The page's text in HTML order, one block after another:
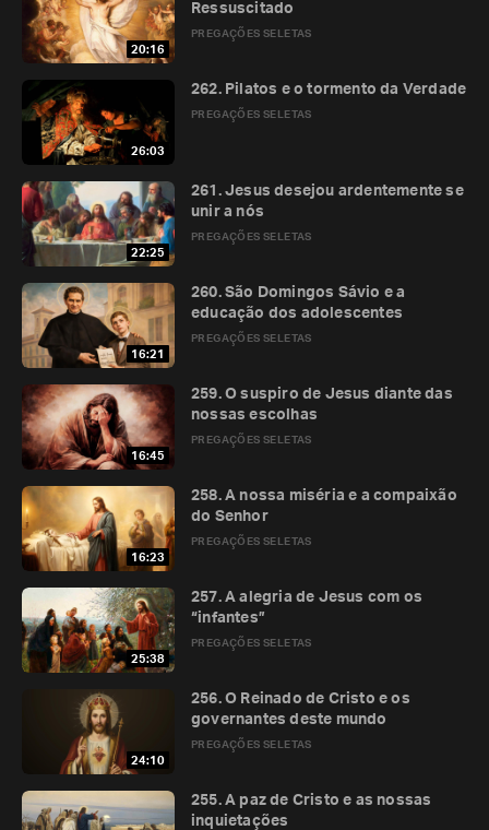
20:16
PREGAÇÕES SELETAS
Ressuscitado
26:03
PREGAÇÕES SELETAS
262. Pilatos e o tormento da Verdade
22:25
PREGAÇÕES SELETAS
261. Jesus desejou ardentemente se
unir a nós
16:21
PREGAÇÕES SELETAS
260. São Domingos Sávio e a
educação dos adolescentes
16:45
PREGAÇÕES SELETAS
259. O suspiro de Jesus diante das
nossas escolhas
16:23
PREGAÇÕES SELETAS
258. A nossa miséria e a compaixão
do Senhor
25:38
PREGAÇÕES SELETAS
257. A alegria de Jesus com os
“infantes”
24:10
PREGAÇÕES SELETAS
256. O Reinado de Cristo e os
governantes deste mundo
255. A paz de Cristo e as nossas
inquietações